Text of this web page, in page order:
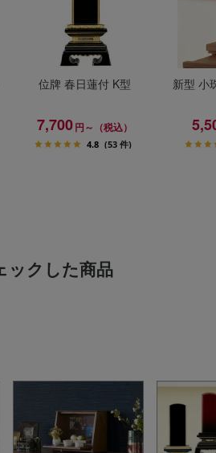
位牌 春日蓮付 K型
7,700円～（税込）
4.8 (53 件)
新型 小
ックした商品